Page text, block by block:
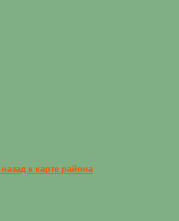
назад к карте района